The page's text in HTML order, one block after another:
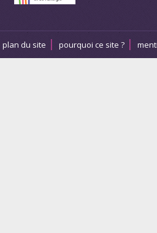
plan du site pourquoi ce site ?